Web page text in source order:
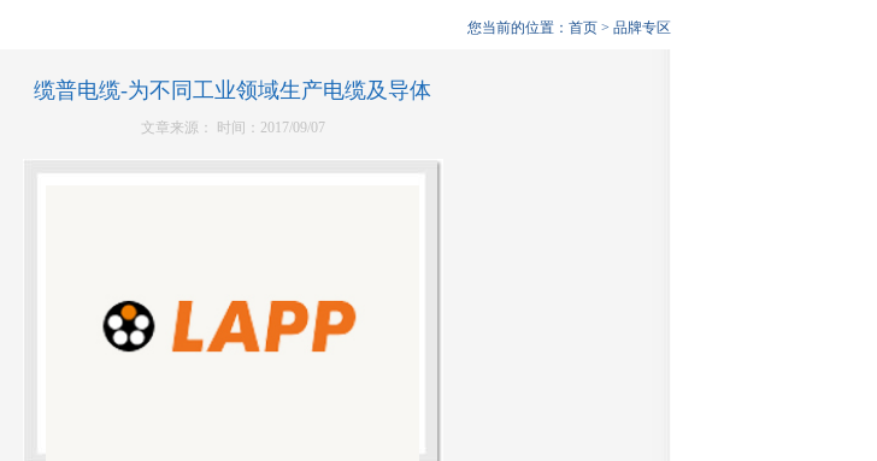
您当前的位置： 首页 > 品牌专区
缆普电缆-为不同工业领域生产电缆及导体
文章来源： 时间：2017/09/07